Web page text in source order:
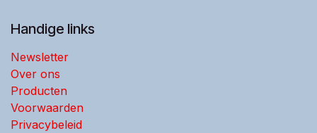
Handige links
Newsletter
Over ons
Producten
Voorwaarden
Privacybeleid